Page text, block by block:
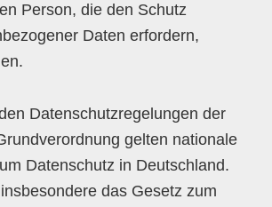
Person, die den Schutz
Daten erfordern,
Datenschutzregelungen der
gelten nationale
Datenschutz in Deutschland.
das Gesetz zum